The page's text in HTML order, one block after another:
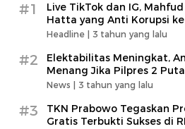
#1
Live TikTok dan IG,
Hatta yang Anti Korupsi ke
Headline | 3 tahun yang lalu
#2
Elektabilitas Meningkat,
Menang Jika Pilpres 2
News | 3 tahun yang lalu
#3
TKN Prabowo Tegaskan
Gratis Terbukti Sukses di